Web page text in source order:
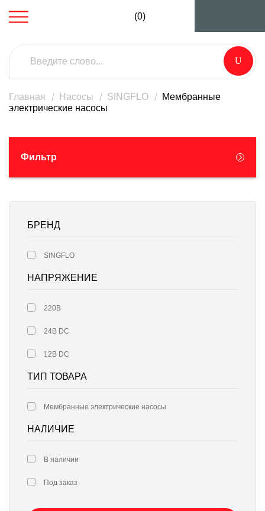
(0)
Главная Насосы SINGFLO
Мембранные
электрические насосы
Фильтр
БРЕНД
SINGFLO
НАПРЯЖЕНИЕ
220В
24В DC
12В DC
ТИП ТОВАРА
Мембранные электрические насосы
НАЛИЧИЕ
В наличии
Под заказ